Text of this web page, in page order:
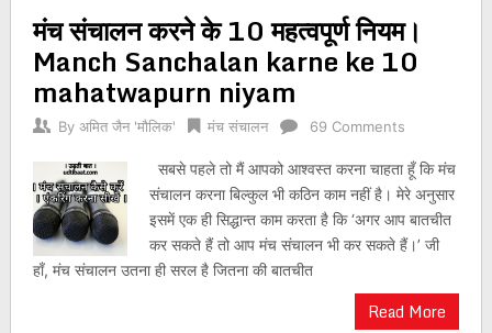
मंच संचालन करने के 10 महत्वपूर्ण नियम।
Manch Sanchalan karne ke 10
mahatwapurn niyam
By अमित जैन 'मौलिक' मंच संचालन 69 Comments
सबसे पहले तो मैं आपको आश्वस्त करना चाहता हूँ कि मंच
संचालन करना बिल्कुल भी कठिन काम नहीं है। मेरे अनुसार
इसमें एक ही सिद्धान्त काम करता है कि ‘अगर आप बातचीत
कर सकते हैं तो आप मंच संचालन भी कर सकते हैं।’ जी
हाँ, मंच संचालन उतना ही सरल है जितना की बातचीत
Read More